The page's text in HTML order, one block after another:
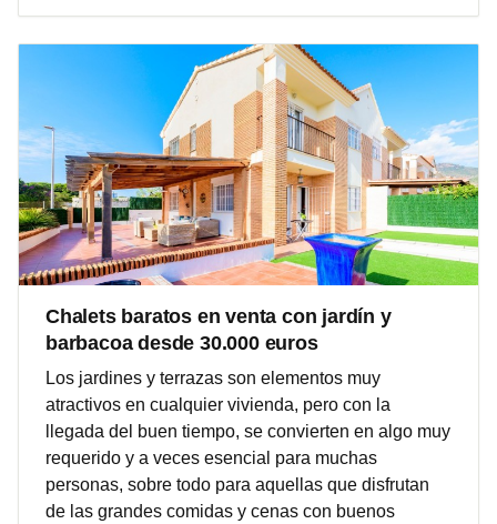
Chalets baratos en venta con jardín y
barbacoa desde 30.000 euros
Los jardines y terrazas son elementos muy
atractivos en cualquier vivienda, pero con la
llegada del buen tiempo, se convierten en algo muy
requerido y a veces esencial para muchas
personas, sobre todo para aquellas que disfrutan
de las grandes comidas y cenas con buenos